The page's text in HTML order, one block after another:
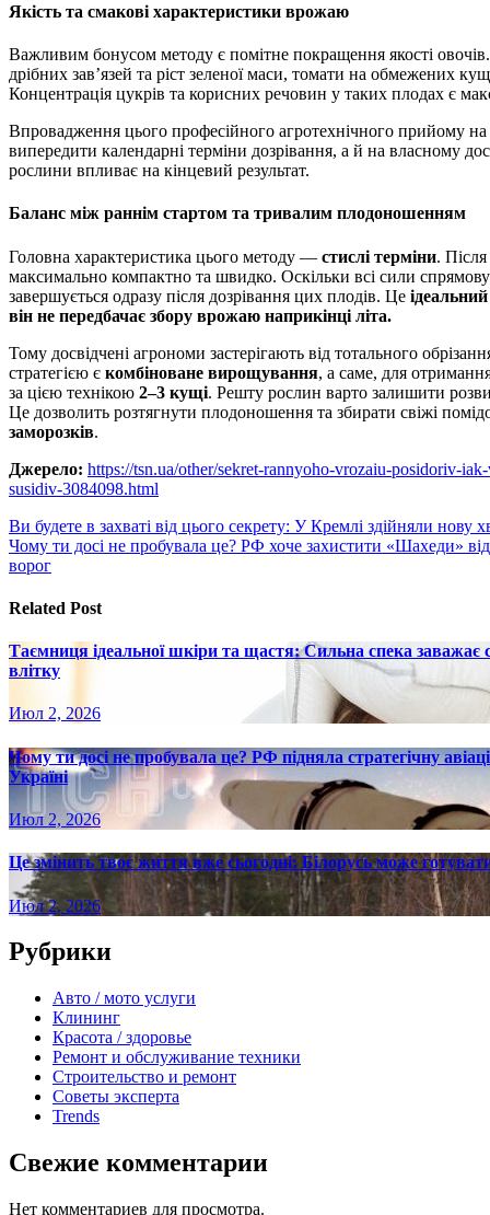
Якість та смакові характеристики врожаю
Важливим бонусом методу є помітне покращення якості
дрібних зав’язей та ріст зеленої маси, томати на обмежених
Концентрація цукрів та корисних речовин у таких плодах є
Впровадження цього професійного агротехнічного прийому
випередити календарні терміни дозрівання, а й на власному
рослини впливає на кінцевий результат.
Баланс між раннім стартом та тривалим плодоношенням
Головна характеристика цього методу — стислі терміни.
максимально компактно та швидко. Оскільки всі сили
завершується одразу після дозрівання цих плодів. Це
він не передбачає збору врожаю наприкінці літа.
Тому досвідчені агрономи застерігають від тотального
стратегією є комбіноване вирощування, а саме, для
за цією технікою 2–3 кущі. Решту рослин варто залишити
Це дозволить розтягнути плодоношення та збирати свіжі
заморозків.
Джерело: https://tsn.ua/other/sekret-rannyoho-vrozaiu-posidoriv-
susidiv-3084098.html
Навигация
по
Ви будете в захваті від цього секрету: У Кремлі здійняли нову
Чому ти досі не пробувала це? РФ хоче захистити «Шахеди»
ворог
Related Post
Таємниця ідеальної шкіри та щастя: Сильна спека
влітку
Июл 2, 2026
Чому ти досі не пробувала це? РФ підняла стратегічну
Україні
Июл 2, 2026
Це змінить твоє життя вже сьогодні: Білорусь може
Июл 2, 2026
Рубрики
Авто / мото услуги
Клининг
Красота / здоровье
Ремонт и обслуживание техники
Строительство и ремонт
Советы эксперта
Trends
Свежие комментарии
Нет комментариев для просмотра.